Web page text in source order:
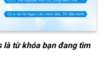
là từ khóa bạn đang tìm